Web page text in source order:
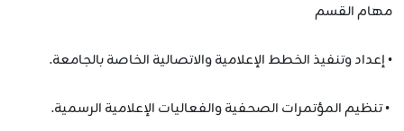
مهام القسم
• إعداد وتنفيذ الخطط الإعلامية والاتصالية الخاصة بالجامعة.
• تنظيم المؤتمرات الصحفية والفعاليات الإعلامية الرسمية.